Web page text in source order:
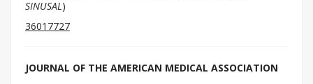
SINUSAL)
36017727
JOURNAL OF THE AMERICAN MEDICAL ASSOCIATION